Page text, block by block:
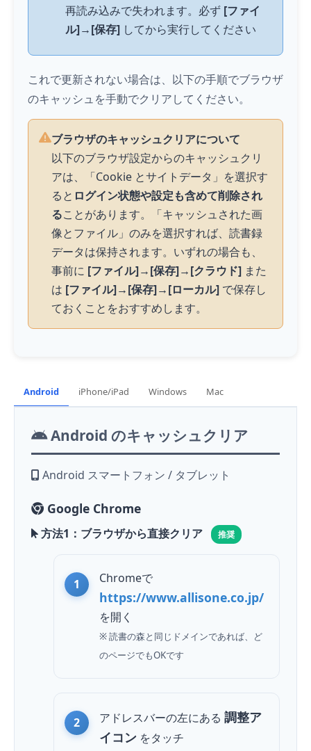
再読み込みで失われます。必ず [ファイ
ル]→[保存] してから実行してください
これで更新されない場合は、以下の手順でブラウザ
のキャッシュを手動でクリアしてください。
ブラウザのキャッシュクリアについて
以下のブラウザ設定からのキャッシュクリ
アは、「Cookie とサイトデータ」を選択す
ると ログイン状態や設定も含めて削除され
ることがあります。「キャッシュされた画
像とファイル」のみを選択すれば、読書録
データは保持されます。いずれの場合も、
事前に [ファイル]→[保存]→[クラウド] また
は [ファイル]→[保存]→[ローカル] で保存し
ておくことをおすすめします。
Android iPhone/iPad Windows Mac
Android のキャッシュクリア
Android スマートフォン / タブレット
Google Chrome
方法1：ブラウザから直接クリア 推奨
Chromeで
https://www.allisone.co.jp/
を開く
※ 読書の森と同じドメインであれば、ど
のページでもOKです
アドレスバーの左にある 調整ア
イコン をタッチ